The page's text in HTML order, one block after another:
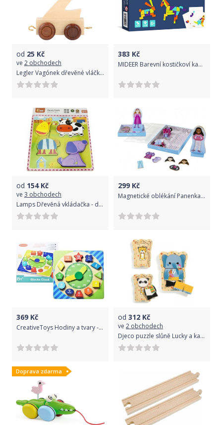
od 25 Kč
ve 2 obchodech
Legler Vagónek dřevěné vláčkodráhy - přírodní číslice Varianta: 2
383 Kč
MIDEER Barevní kostičkoví kamarádi
od 154Kč
ve 3 obchodech
Lamps Dřevěná vkládačka - domácí zvířata
299 Kč
Magnetické oblékání Panenka dřevo 32ks v krabičce 22x30x2,5cm
369 Kč
CreativeToys Hodiny a tvary - dřevěné cm
od 312 Kč
ve 2 obchodech
Djeco puzzle slůně Lucky a kamarádi
Doprava zdarma